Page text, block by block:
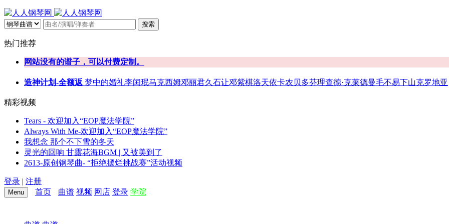
搜索
热门推荐
网站没有的谱子，可以付费定制。
造神计划-全额返 梦中的婚礼李闰珉马克西姆邓丽君久石让邓紫棋洛天依卡农贝多芬理查德·克莱德曼毛不易下山克罗地亚
精彩视频
Tears - 欢迎加入“EOP魔法学院”
Always With Me-欢迎加入“EOP魔法学院”
我想念 那个不下雪的冬天
灵光的回响 甘露花海BGM | 又被美到了
2613-原创钢琴曲- “拒绝摆烂挑战赛”活动视频
登录 | 注册
Menu 首页 曲谱 视频 网店 登录 学院